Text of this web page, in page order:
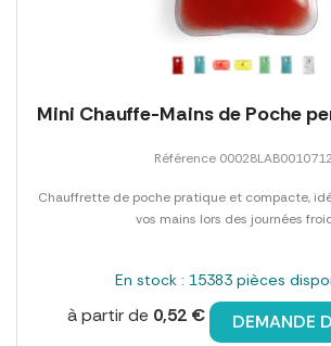
Mini Chauffe-Mains de Poche
Référence 00028LAB0010712
Chauffrette de poche pratique et compacte,
vos mains lors des journées
En stock : 15383 pièces
à partir de 0,52 € DEMANDE